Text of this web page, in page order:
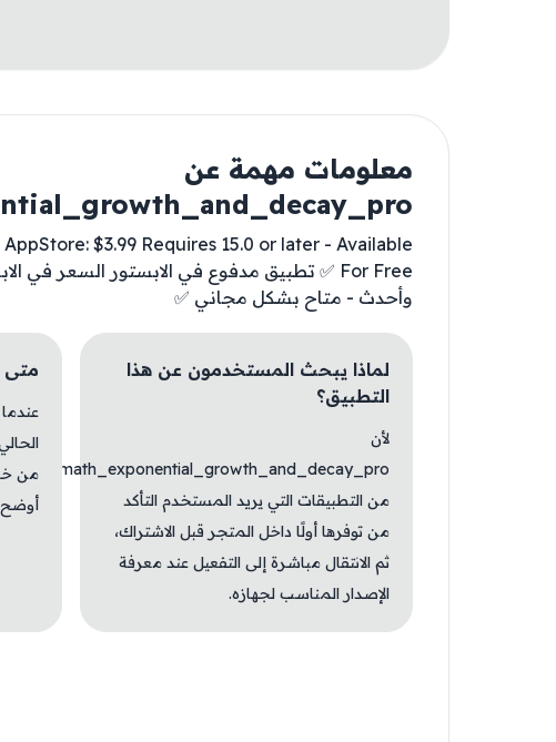
معلومات مهمة عن
$3.99 Requires 15.0 or later - Available
وأحدث - متاح بشكل مجاني ✅
لماذا يبحث المستخدمون عن هذا
التطبيق؟
لأن
من التطبيقات التي يريد المستخدم التأكد
من توفرها أولًا داخل المتجر قبل الاشتراك،
ثم الانتقال مباشرة إلى التفعيل عند معرفة
الإصدار المناسب لجهازه.
متى
من
أوضح